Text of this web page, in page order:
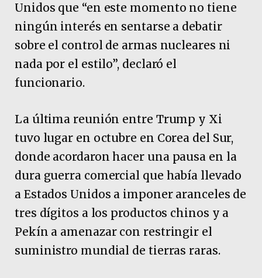
Unidos que “en este momento no tiene
ningún interés en sentarse a debatir
sobre el control de armas nucleares ni
nada por el estilo”, declaró el
funcionario.
La última reunión entre Trump y Xi
tuvo lugar en octubre en Corea del Sur,
donde acordaron hacer una pausa en la
dura guerra comercial que había llevado
a Estados Unidos a imponer aranceles de
tres dígitos a los productos chinos y a
Pekín a amenazar con restringir el
suministro mundial de tierras raras.